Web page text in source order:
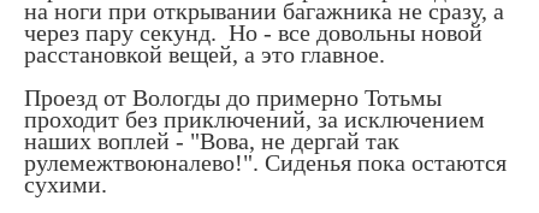
на ноги при открывании багажника не сразу, а
через пару секунд. Но - все довольны новой
расстановкой вещей, а это главное.
Проезд от Вологды до примерно Тотьмы
проходит без приключений, за исключением
наших воплей - "Вова, не дергай так
рулемежтвоюналево!". Сиденья пока остаются
сухими.